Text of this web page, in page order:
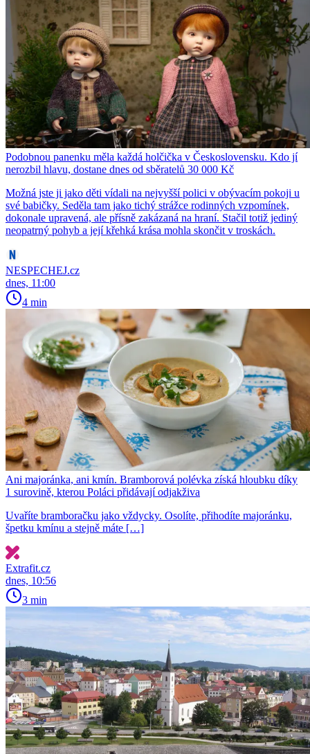
Podobnou panenku měla každá holčička v Československu. Kdo jí
nerozbil hlavu, dostane dnes od sběratelů 30 000 Kč
Možná jste ji jako děti vídali na nejvyšší polici v obývacím pokoji u
své babičky. Seděla tam jako tichý strážce rodinných vzpomínek,
dokonale upravená, ale přísně zakázaná na hraní. Stačil totiž jediný
neopatrný pohyb a její křehká krása mohla skončit v troskách.
NESPECHEJ.cz
dnes, 11:00
4 min
Ani majoránka, ani kmín. Bramborová polévka získá hloubku díky
1 surovině, kterou Poláci přidávají odjakživa
Uvaříte bramboračku jako vždycky. Osolíte, přihodíte majoránku,
špetku kmínu a stejně máte […]
Extrafit.cz
dnes, 10:56
3 min